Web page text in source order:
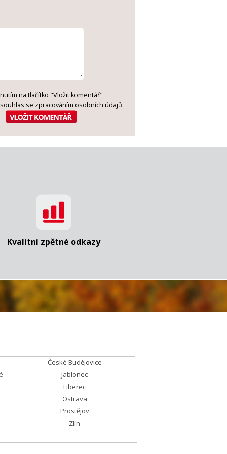
na tlačítko "Vložit komentář"
se zpracováním osobních údajů.
Kvalitní zpětné odkazy
České Budějovice
Jablonec
Liberec
Ostrava
Prostějov
Zlín